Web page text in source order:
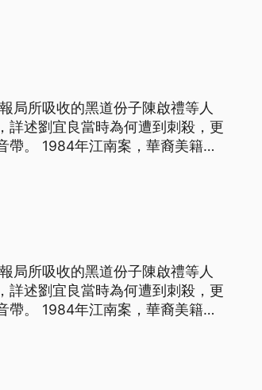
江南案真相。
局所吸收的黑道份子陳啟禮等人
詳述劉宜良當時為何遭到刺殺，更
。 1984年江南案，華裔美籍作
國安局人員針對劉宜良發表蔣介
局所吸收的黑道份子陳啟禮等人
詳述劉宜良當時為何遭到刺殺，更
。 1984年江南案，華裔美籍作
國安局人員針對劉宜良發表蔣介